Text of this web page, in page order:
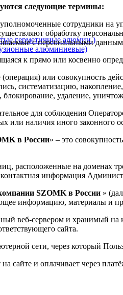
герметичные алюмин.)
алюминиевые)
следующие термины:
сотрудники на
обработку
с персональными
к прямо или косвенно
или совокупность
систематизацию,
блокирование, удаление,
для соблюдения
или наличия иного законного
в России» – это
расположенные на доменах
информация
SZOMK в России »
информацию, материалы и
веб-сервером и хранимый на
сайта.
сети, через который
сайте и оплачивает через